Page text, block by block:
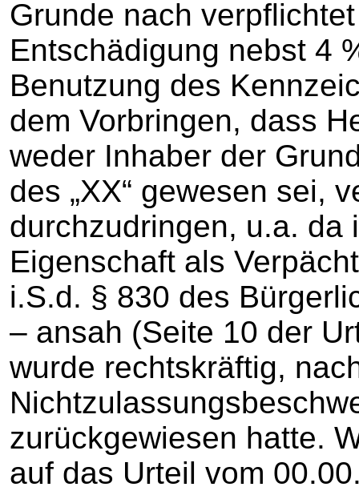
Grunde nach
Entschädigung nebst 4
Benutzung des
dem Vorbringen, dass
weder Inhaber der
des „XX“ gewesen sei,
durchzudringen, u.a. da
Eigenschaft als
i.S.d. § 830 des
– ansah (Seite 10 der
wurde rechtskräftig,
zurückgewiesen hatte.
auf das Urteil vom